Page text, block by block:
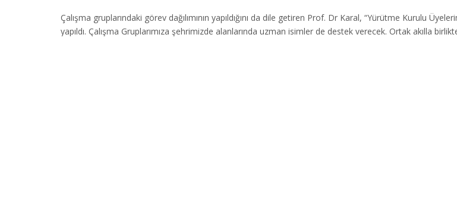
Çalışma gruplarındaki görev dağılımının yapıldığını da dile getiren Prof. Dr Karal, “Yürütme Kurulu
yapıldı. Çalışma Gruplarımıza şehrimizde alanlarında uzman isimler de destek verecek. Ortak akılla